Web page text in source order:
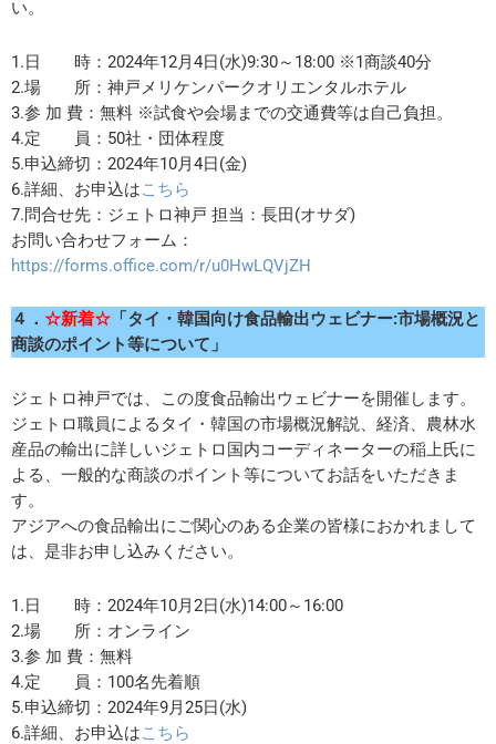
い。
1.日 時：2024年12月4日(水)9:30～18:00 ※1商談40分
2.場 所：神戸メリケンパークオリエンタルホテル
3.参 加 費：無料 ※試食や会場までの交通費等は自己負担。
4.定 員：50社・団体程度
5.申込締切：2024年10月4日(金)
6.詳細、お申込はこちら
7.問合せ先：ジェトロ神戸 担当：長田(オサダ)
お問い合わせフォーム：
https://forms.office.com/r/u0HwLQVjZH
４． ☆新着☆ 「タイ・韓国向け食品輸出ウェビナー:市場概況と
商談のポイント等について」
ジェトロ神戸では、この度食品輸出ウェビナーを開催します。
ジェトロ職員によるタイ・韓国の市場概況解説、経済、農林水
産品の輸出に詳しいジェトロ国内コーディネーターの稲上氏に
よる、一般的な商談のポイント等についてお話をいただきま
す。
アジアへの食品輸出にご関心のある企業の皆様におかれまして
は、是非お申し込みください。
1.日 時：2024年10月2日(水)14:00～16:00
2.場 所：オンライン
3.参 加 費：無料
4.定 員：100名先着順
5.申込締切：2024年9月25日(水)
6.詳細、お申込はこちら